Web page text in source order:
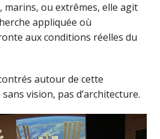
marins, ou extrêmes, elle agit
appliquée où
aux conditions réelles du
autour de cette
vision, pas d’architecture.